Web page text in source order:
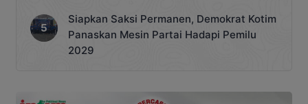
Siapkan Saksi Permanen, Demokrat Kotim
Panaskan Mesin Partai Hadapi Pemilu
2029